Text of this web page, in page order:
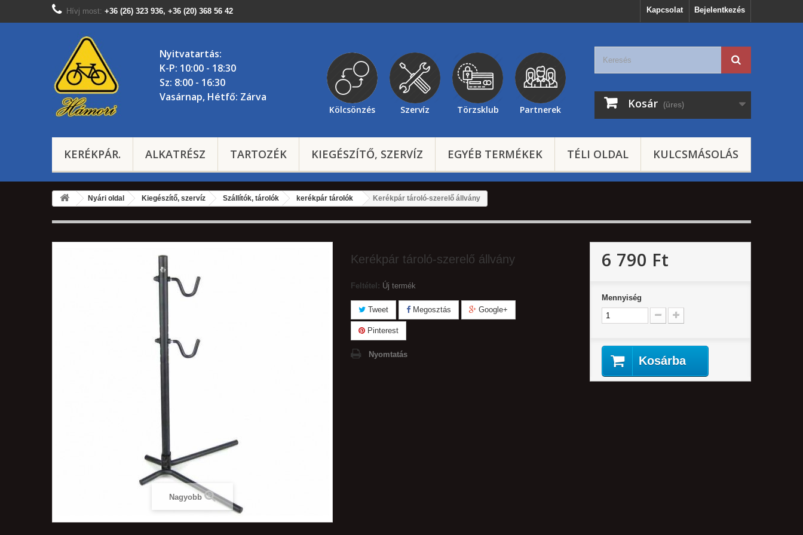
Bejelentkezés
Kapcsolat
Hívj most: +36 (26) 323 936, +36 (20) 368 56 42
Nyitvatartás:
K-P: 10:00 - 18:30
Sz: 8:00 - 16:30
Vasárnap, Hétfő: Zárva
Kölcsönzés Szervíz Törzsklub Partnerek Kosár (üres)
KERÉKPÁR. ALKATRÉSZ TARTOZÉK KIEGÉSZÍTŐ, SZERVÍZ EGYÉB TERMÉKEK TÉLI OLDAL KULCSMÁSOLÁS
Nyári oldal Kiegészítő, szervíz Szállítók, tárolók kerékpár tárolók Kerékpár tároló-szerelő állvány
Nagyobb
Kerékpár tároló-szerelő állvány
Feltétel: Új termék
Tweet Megosztás Google+
Pinterest
Nyomtatás
6 790 Ft‎
Mennyiség
Kosárba